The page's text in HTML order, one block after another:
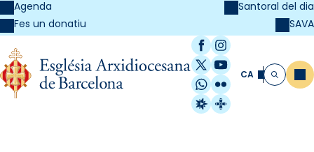
Agenda
Fes un donatiu
Santoral del dia
SAVA
Facebook
Instagram
X / Twitter
YouTube
WhatsApp
Flickr
Radio Estel
Catalunya
CA Cerca